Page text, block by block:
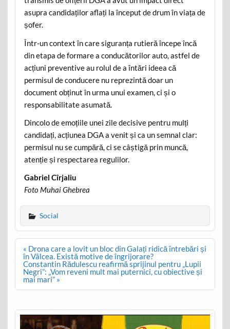
asupra candidaților aflați la început de drum în viața de
șofer.
Într-un context în care siguranța rutieră începe încă
din etapa de formare a conducătorilor auto, astfel de
acțiuni preventive au rolul de a întări ideea că
permisul de conducere nu reprezintă doar un
document obținut în urma unui examen, ci și o
responsabilitate asumată.
Dincolo de emoțiile unei zile decisive pentru mulți
candidați, acțiunea DGA a venit și ca un semnal clar:
permisul nu se cumpără, ci se câștigă prin muncă,
atenție și respectarea regulilor.
Gabriel Cîrjaliu
Foto Muhai Ghebrea
Social
Post
navigation
« Drona care a lovit un bloc din Galați ridică întrebări și
în Vâlcea. Există motive de îngrijorare?
Constantin Rădulescu reafirmă sprijinul pentru „Lupii
Negri”: „Vom reveni mult mai puternici, cu obiective și
mai mari” »